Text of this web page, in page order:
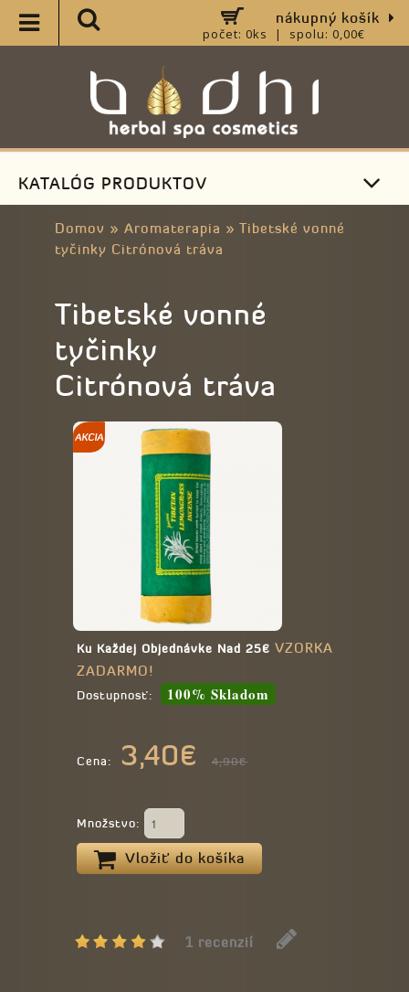
nákupný košík
počet: 0ks | spolu: 0,00€
KATALÓG PRODUKTOV
Domov » Aromaterapia » Tibetské vonné
tyčinky Citrónová tráva
Tibetské vonné
tyčinky
Citrónová tráva
Ku Každej Objednávke Nad 25€ VZORKA
ZADARMO!
Dostupnosť: 100% Skladom
Cena: 3,40€ 4,90€
Množstvo:
Vložiť do košíka
1 recenzií